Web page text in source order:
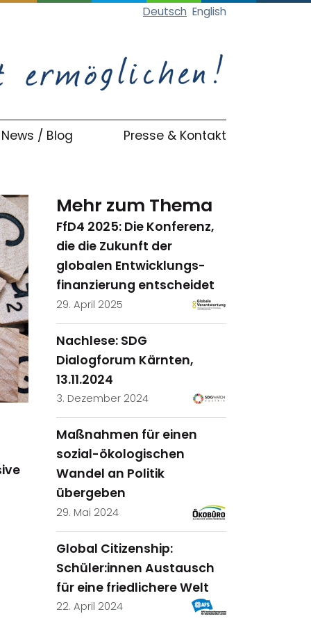
Deutsch English
News / Blog Presse & Kontakt
Mehr zum Thema
FfD4 2025: Die Konferenz,
die die Zukunft der
globalen Entwicklungs-
finanzierung entscheidet
29. April 2025
Nachlese: SDG
Dialogforum Kärnten,
13.11.2024
3. Dezember 2024
Maßnahmen für einen
sozial-ökologischen
Wandel an Politik
übergeben
29. Mai 2024
Global Citizenship:
Schüler:innen Austausch
für eine friedlichere Welt
22. April 2024